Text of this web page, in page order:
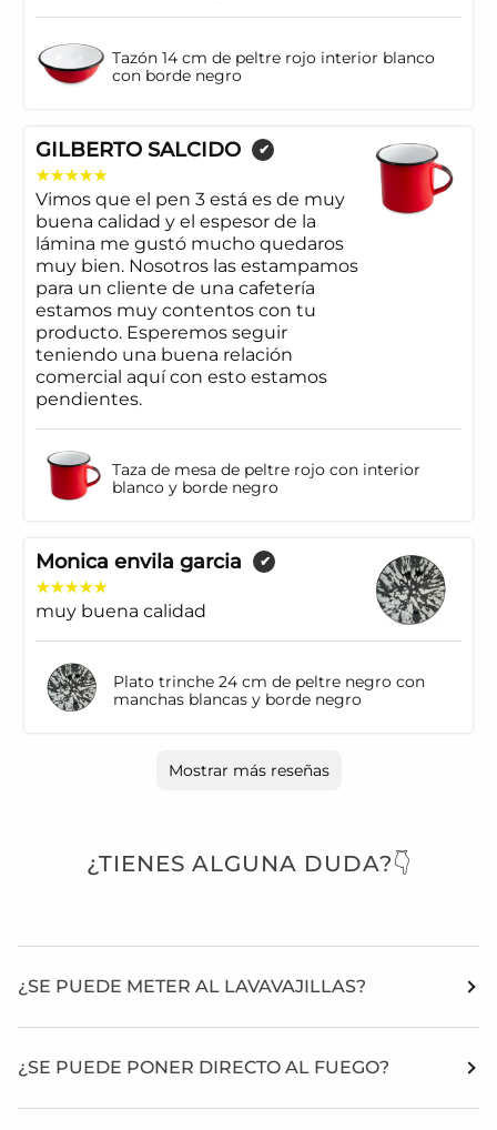
Tazón 14 cm de peltre rojo interior blanco
con borde negro
GILBERTO SALCIDO ✔
Vimos que el pen 3 está es de muy
buena calidad y el espesor de la
lámina me gustó mucho quedaros
muy bien. Nosotros las estampamos
para un cliente de una cafetería
estamos muy contentos con tu
producto. Esperemos seguir
teniendo una buena relación
comercial aquí con esto estamos
pendientes.
Taza de mesa de peltre rojo con interior
blanco y borde negro
Monica envila garcia ✔
muy buena calidad
Plato trinche 24 cm de peltre negro con
manchas blancas y borde negro
Mostrar más reseñas
¿TIENES ALGUNA DUDA?👇
¿SE PUEDE METER AL LAVAVAJILLAS?
¿SE PUEDE PONER DIRECTO AL FUEGO?